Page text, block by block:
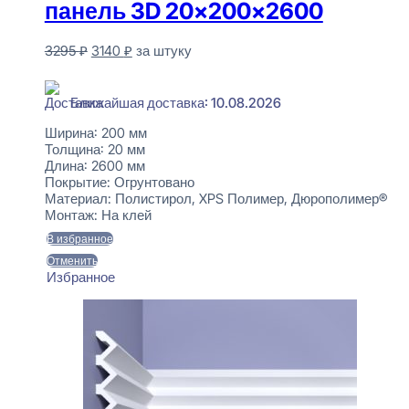
панель 3D 20x200x2600
3295₽ Первоначальная
3295 ₽.
3140 ₽Текущая
за штуку
Ближайшая доставка: 10.08.2026
Ширина: 200 мм
Толщина: 20 мм
Длина: 2600 мм
Покрытие: Огрунтовано
Материал: Полистирол, XPS Полимер, Дюрополимер®
Монтаж: На клей
В избранное
Отменить
Избранное